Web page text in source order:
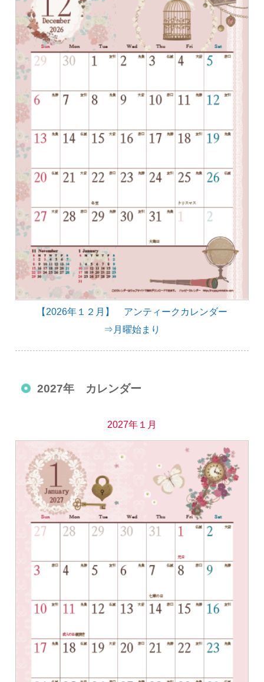
【2026年１２月】 アンティークカレンダー
⇒月曜始まり
2027年 カレンダー
2027年１月